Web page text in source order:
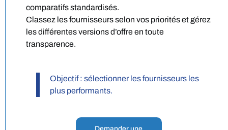
comparatifs standardisés.
Classez les fournisseurs selon vos priorités et gérez
les différentes versions d’offre en toute
transparence.
Objectif : sélectionner les fournisseurs les
plus performants.